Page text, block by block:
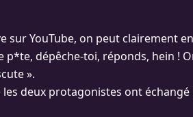
sur YouTube, on peut clairement
p*te, dépêche-toi, réponds, hein !
».
les deux protagonistes ont